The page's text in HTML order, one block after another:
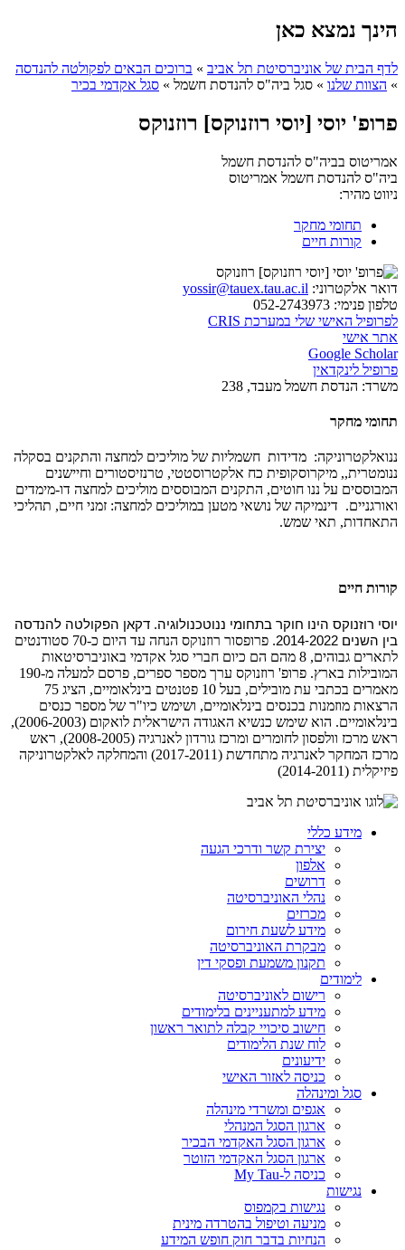
הינך נמצא כאן
לדף הבית של אוניברסיטת תל אביב » ברוכים הבאים לפקולטה להנדסה
» הצוות שלנו » סגל ביה"ס להנדסת חשמל » סגל אקדמי בכיר
פרופ' יוסי [יוסי רוזנוקס] רוזנוקס
אמריטוס בביה"ס להנדסת חשמל
ביה"ס להנדסת חשמל אמריטוס
ניווט מהיר:
תחומי מחקר
קורות חיים
דואר אלקטרוני: yossir@tauex.tau.ac.il
טלפון פנימי:
לפרופיל האישי שלי במערכת CRIS
אתר אישי
Google Scholar
פרופיל לינקדאין
משרד: הנדסת חשמל מעבד, 238
תחומי מחקר
ננואלקטרוניקה: מדידות חשמליות של מוליכים למחצה והתקנים בסקלה
ננומטרית,, מיקרוסקופית כח אלקטרוסטטי, טרנזיסטורים וחיישנים
המבוססים על ננו חוטים, התקנים המבוססים מוליכים למחצה דו-מימדים
ואורגניים. דינמיקה של נושאי מטען במוליכים למחצה: זמני חיים, תהליכי
התאחדות, תאי שמש.
קורות חיים
יוסי רוזנוקס הינו חוקר בתחומי ננוטכנולוגיה. דקאן הפקולטה להנדסה
בין השנים 2014-2022.
פרופסור רוזנוקס הנחה עד היום כ-70 סטודנטים
לתארים גבוהים, 8 מהם הם כיום חברי סגל אקדמי באוניברסיטאות
המובילות בארץ. פרופ' רוזנוקס ערך מספר ספרים, פרסם למעלה מ-190
מאמרים בכתבי עת מובילים, בעל 10 פטנטים בינלאומיים, הציג 75
הרצאות מוזמנות בכנסים בינלאומיים, ושימש כיו"ר של מספר כנסים
בינלאומיים. הוא שימש כנשיא האגודה הישראלית לואקום (2006-2003),
ראש מרכז וולפסון לחומרים ומרכז גורדון לאנרגיה (2008-2005), ראש
מרכז המחקר לאנרגיה מתחדשת (2017-2011) והמחלקה לאלקטרוניקה
פיזיקלית (2014-2011)
מידע כללי
יצירת קשר ודרכי הגעה
אלפון
דרושים
נהלי האוניברסיטה
מכרזים
מידע לשעת חירום
מבקרת האוניברסיטה
תקנון משמעת ופסקי דין
לימודים
רישום לאוניברסיטה
מידע למתעניינים בלימודים
חישוב סיכויי קבלה לתואר ראשון
לוח שנת הלימודים
ידיעונים
כניסה לאזור האישי
סגל ומינהלה
אגפים ומשרדי מינהלה
ארגון הסגל המנהלי
ארגון הסגל האקדמי הבכיר
ארגון הסגל האקדמי הזוטר
כניסה ל-My Tau
נגישות
נגישות בקמפוס
מניעה וטיפול בהטרדה מינית
הנחיות בדבר חוק חופש המידע